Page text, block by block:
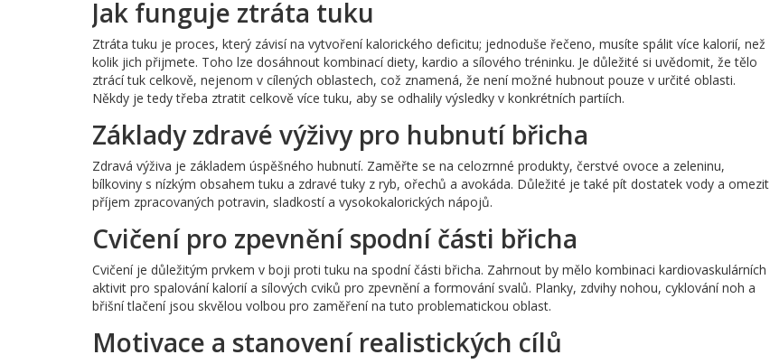
Jak funguje ztráta tuku
Ztráta tuku je proces, který závisí na vytvoření kalorického deficitu; jednoduše řečeno, musíte spálit více kalorií, než
kolik jich přijmete. Toho lze dosáhnout kombinací diety, kardio a sílového tréninku. Je důležité si uvědomit, že tělo
ztrácí tuk celkově, nejenom v cílených oblastech, což znamená, že není možné hubnout pouze v určité oblasti.
Někdy je tedy třeba ztratit celkově více tuku, aby se odhalily výsledky v konkrétních partiích.
Základy zdravé výživy pro hubnutí břicha
Zdravá výživa je základem úspěšného hubnutí. Zaměřte se na celozrnné produkty, čerstvé ovoce a zeleninu,
bílkoviny s nízkým obsahem tuku a zdravé tuky z ryb, ořechů a avokáda. Důležité je také pít dostatek vody a omezit
příjem zpracovaných potravin, sladkostí a vysokokalorických nápojů.
Cvičení pro zpevnění spodní části břicha
Cvičení je důležitým prvkem v boji proti tuku na spodní části břicha. Zahrnout by mělo kombinaci kardiovaskulárních
aktivit pro spalování kalorií a sílových cviků pro zpevnění a formování svalů. Planky, zdvihy nohou, cyklování noh a
břišní tlačení jsou skvělou volbou pro zaměření na tuto problematickou oblast.
Motivace a stanovení realistických cílů